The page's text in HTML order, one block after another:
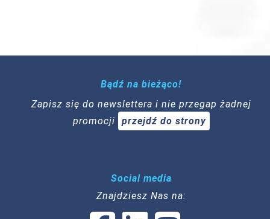
Bądź na bieżąco!
Zapisz się do newslettera i nie przegap żadnej
promocji
przejdź do strony
Social media
Znajdziesz Nas na: